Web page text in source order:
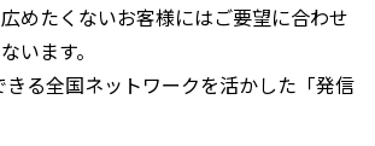
めたくないお客様にはご要望に合わせ
います。
きる全国ネットワークを活かした「発信